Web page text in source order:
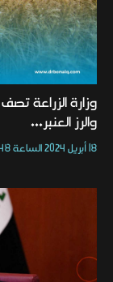
وزارة الزراعة
والرز العنبر...
18 أبريل 2024 الساعة 12:48 مساءً